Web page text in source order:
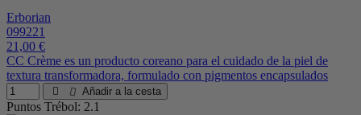
Erborian
099221
21,00 €
CC Crème es un producto coreano para el cuidado de la piel de
textura transformadora, formulado con pigmentos encapsulados
Añadir a la cesta
Puntos Trébol: 2.1